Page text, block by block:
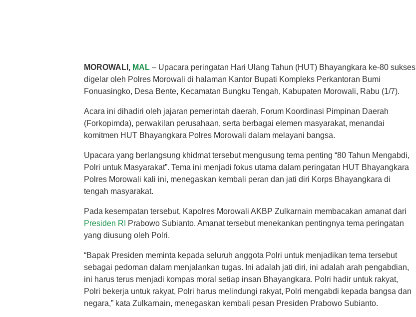
MOROWALI, MAL – Upacara peringatan Hari Ulang Tahun (HUT) Bhayangkara ke-80 sukses
digelar oleh Polres Morowali di halaman Kantor Bupati Kompleks Perkantoran Bumi
Fonuasingko, Desa Bente, Kecamatan Bungku Tengah, Kabupaten Morowali, Rabu (1/7).
Acara ini dihadiri oleh jajaran pemerintah daerah, Forum Koordinasi Pimpinan Daerah
(Forkopimda), perwakilan perusahaan, serta berbagai elemen masyarakat, menandai
komitmen HUT Bhayangkara Polres Morowali dalam melayani bangsa.
Upacara yang berlangsung khidmat tersebut mengusung tema penting “80 Tahun Mengabdi,
Polri untuk Masyarakat”. Tema ini menjadi fokus utama dalam peringatan HUT Bhayangkara
Polres Morowali kali ini, menegaskan kembali peran dan jati diri Korps Bhayangkara di
tengah masyarakat.
Pada kesempatan tersebut, Kapolres Morowali AKBP Zulkarnain membacakan amanat dari
Presiden RI
Prabowo Subianto. Amanat tersebut menekankan pentingnya tema peringatan
yang diusung oleh Polri.
“Bapak Presiden meminta kepada seluruh anggota Polri untuk menjadikan tema tersebut
sebagai pedoman dalam menjalankan tugas. Ini adalah jati diri, ini adalah arah pengabdian,
ini harus terus menjadi kompas moral setiap insan Bhayangkara. Polri hadir untuk rakyat,
Polri bekerja untuk rakyat, Polri harus melindungi rakyat, Polri mengabdi kepada bangsa dan
negara,” kata Zulkarnain, menegaskan kembali pesan Presiden Prabowo Subianto.